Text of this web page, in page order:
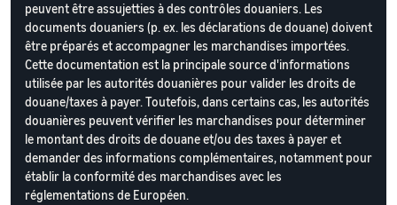
peuvent être assujetties à des contrôles douaniers. Les
documents douaniers (p. ex. les déclarations de douane) doivent
être préparés et accompagner les marchandises importées.
Cette documentation est la principale source d'informations
utilisée par les autorités douanières pour valider les droits de
douane/taxes à payer. Toutefois, dans certains cas, les autorités
douanières peuvent vérifier les marchandises pour déterminer
le montant des droits de douane et/ou des taxes à payer et
demander des informations complémentaires, notamment pour
établir la conformité des marchandises avec les
réglementations de Européen.